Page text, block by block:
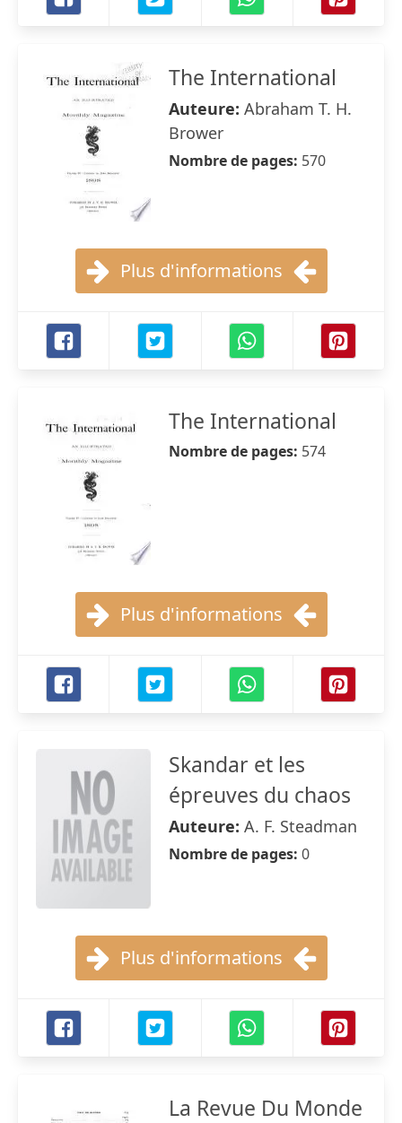
The International
Auteure: Abraham T. H.
Brower
Nombre de pages: 570
Plus d'informations
The International
Nombre de pages: 574
Plus d'informations
Skandar et les
épreuves du chaos
Auteure: A. F. Steadman
Nombre de pages: 0
Plus d'informations
La Revue Du Monde